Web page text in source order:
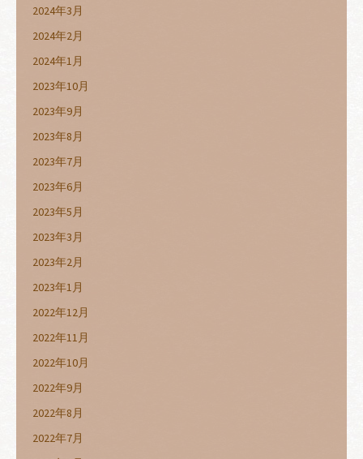
2024年3月
2024年2月
2024年1月
2023年10月
2023年9月
2023年8月
2023年7月
2023年6月
2023年5月
2023年3月
2023年2月
2023年1月
2022年12月
2022年11月
2022年10月
2022年9月
2022年8月
2022年7月